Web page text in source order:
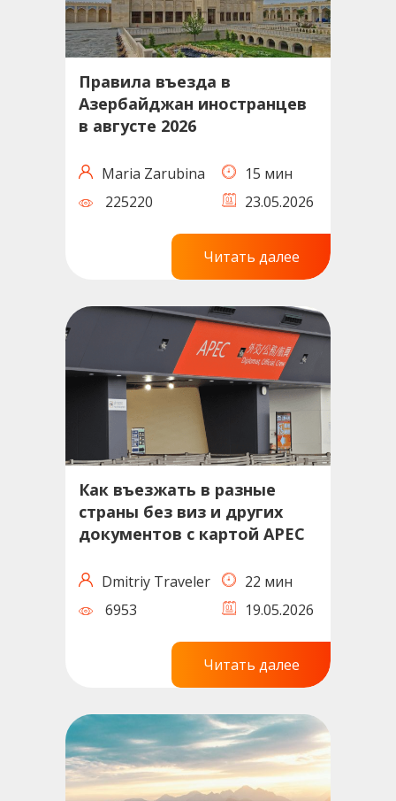
Правила въезда в
Азербайджан иностранцев
в августе 2026
Maria Zarubina
15 мин
225220
23.05.2026
Читать далее
Как въезжать в разные
страны без виз и других
документов с картой APEC
Dmitriy Traveler
22 мин
6953
19.05.2026
Читать далее